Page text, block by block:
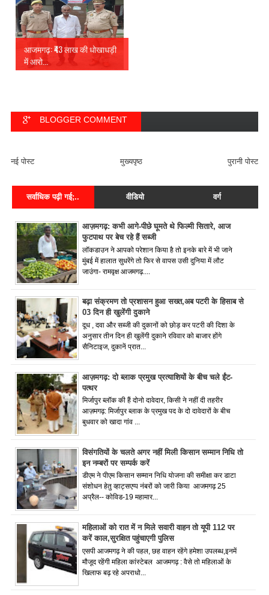
आजमगढ़: ₹43 लाख की धोखाधड़ी
में आरो...
BLOGGER COMMENT
नई पोस्ट पुरानी पोस्ट
मुख्यपृष्ठ
सर्वाधिक पढ़ी गई;.. वीडियो वर्ग
आज़मगढ़: कभी आगे-पीछे घूमते थे फिल्मी सितारे, आज
फुटपाथ पर बेच रहे हैं सब्जी
लॉकडाउन ने आपको परेशान किया है तो इनके बारे में भी जाने
मुंबई में हालात सुधरेंगे तो फिर से वापस उसी दुनिया में लौट
जाउंगा- रामवृक्ष आजमगढ़....
बढ़ा संक्रमण तो प्रशासन हुआ सख्त,अब पटरी के हिसाब से
03 दिन ही खुलेंगी दुकाने
दूध , दवा और सब्जी की दुकानों को छोड़ कर पटरी की दिशा के
अनुसार तीन दिन ही खुलेंगी दुकाने रविवार को बाजार होंगे
सैनिटाइज, दुकानें प्रात...
आज़मगढ़: दो ब्लाक प्रमुख प्रत्याशियों के बीच चले ईंट-
पत्थर
मिर्जापुर ब्लॉक की हैं दोनो दावेदार, किसी ने नहीं दी तहरीर
आज़मगढ़: मिर्जापुर ब्लाक के प्रमुख पद के दो दावेदारों के बीच
बुधवार को खादा गांव ...
विसंगतियों के चलते अगर नहीं मिली किसान सम्मान निधि तो
इन नम्बरों पर सम्पर्क करें
डीएम ने पीएम किसान सम्मान निधि योजना की समीक्षा कर डाटा
संशोधन हेतु व्हाट्सएप्प नंबरों को जारी किया आजमगढ़ 25
अप्रैल-- कोविड-19 महामार...
महिलाओं को रात में न मिले सवारी वाहन तो यूपी 112 पर
करें काल,सुरक्षित पहुंचाएगी पुलिस
एसपी आजमगढ़ ने की पहल, छह वाहन रहेंगे हमेशा उपलब्ध,इनमें
मौजूद रहेंगी महिला कांस्टेबल आजमगढ़ : वैसे तो महिलाओं के
खिलाफ बढ़ रहे अपराधो...